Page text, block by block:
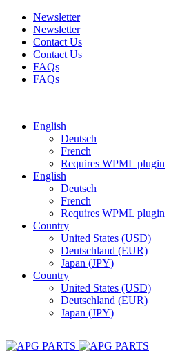
Newsletter
Newsletter
Contact Us
Contact Us
FAQs
FAQs
English
Deutsch
French
Requires WPML plugin
English
Deutsch
French
Requires WPML plugin
Country
United States (USD)
Deutschland (EUR)
Japan (JPY)
Country
United States (USD)
Deutschland (EUR)
Japan (JPY)